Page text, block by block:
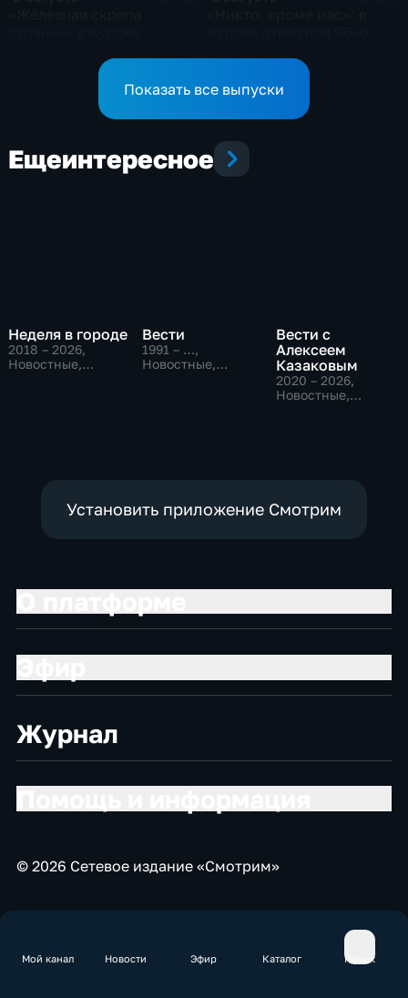
Мой канал Новости Эфир Каталог Поиск
железнодорожников
Показать все выпуски
Ещеинтересное
Неделя в городе
2018 – 2026,
Новостные,
Вести
1991 – …,
Новостные,
Вести с
Алексеем
Казаковым
2020 – 2026,
Новостные,
Установить приложение Смотрим
Журнал
© 2026 Сетевое издание «Смотрим»